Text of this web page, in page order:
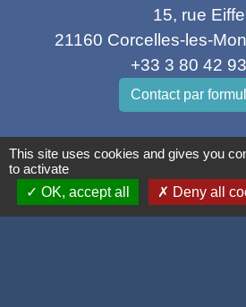
15, rue
21160 Corcelles-les-
+33 3 80 42
Contact par
:
Liens
This site uses cookies and gives you
to activate
OK, accept all
Deny all